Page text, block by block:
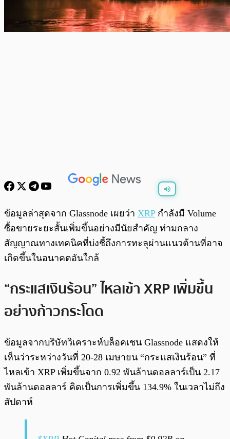
พร้อมเล่น 0:00
ข้อมูลล่าสุดจาก Glassnode เผยว่า XRPกำลังมี Volume
ซื้อขายระยะสั้นเพิ่มขึ้นอย่างมีนัยสำคัญ ท่ามกลาง
สัญญาณทางเทคนิคที่บ่งชี้ถึงการทะลุผ่านแนวต้านที่อาจ
เกิดขึ้นในอนาคตอันใกล้
“กระแสเงินร้อน” ไหลเข้า XRP เพิ่มขึ้น
อย่างก้าวกระโดด
ข้อมูลจากบริษัทวิเคราะห์บล็อคเชน Glassnode แสดงให้
เห็นว่าระหว่างวันที่ 20-28 เมษายน “กระแสเงินร้อน” ที่
ไหลเข้า XRP เพิ่มขึ้นจาก 0.92 พันล้านดอลลาร์เป็น 2.17
พันล้านดอลลาร์ คิดเป็นการเพิ่มขึ้น 134.9% ในเวลาไม่ถึง
สัปดาห์